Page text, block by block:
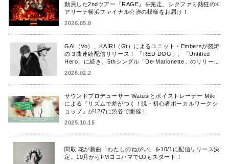
動員した2ndツアー『RAGE』を完走。シクファミ熱狂のK
アリーナ横浜ファイナル公演の模様をお届け！
2026.05.8
GAI（Vo）、KAIRI（Gt）によるユニット・Embersが怒涛
の３曲連続配信リリース！ 「RED DOG」、「Untitled
Hero」に続き、5thシングル「De-Marionette」のリリース
2026.02.2
サウンドプロデューサー Watusiとボイストレーナー Miki
による『リズムで差がつく！脱・初心者ボーカルワークシ
ョップ』が12/7に渋谷で開催！
2025.10.15
関取 花が新曲「わたしのねがい」を10/1に配信リリース決
定。10月からFMヨコハマでDJもスタート！